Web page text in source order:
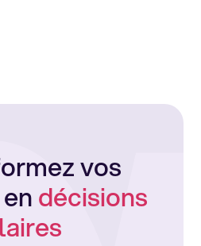
vos
décisions